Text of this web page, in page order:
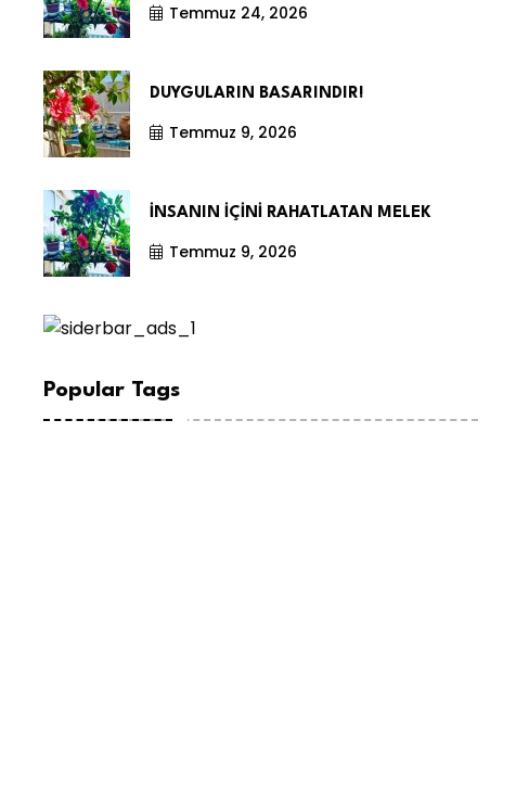
Temmuz 24, 2026
DUYGULARIN BASARINDIR!
Temmuz 9, 2026
İNSANIN İÇİNİ RAHATLATAN MELEK
Temmuz 9, 2026
Popular Tags